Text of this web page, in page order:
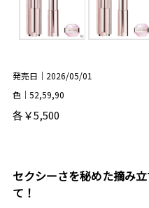
発売日｜2026/05/01
色｜52,59,90
各￥5,500
セクシーさを秘めた摘み
て！